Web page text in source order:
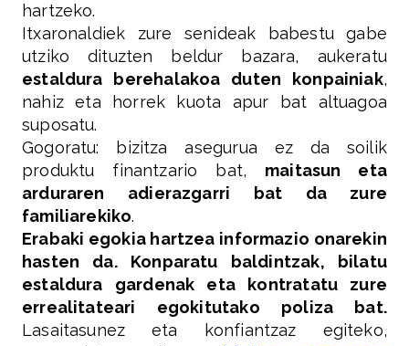
hartzeko.
Itxaronaldiek zure senideak babestu gabe
utziko dituzten beldur bazara, aukeratu
estaldura berehalakoa duten konpainiak,
nahiz eta horrek kuota apur bat altuagoa
suposatu.
Gogoratu: bizitza asegurua ez da soilik
produktu finantzario bat, maitasun eta
arduraren adierazgarri bat da zure
familiarekiko.
Erabaki egokia hartzea informazio onarekin
hasten da. Konparatu baldintzak, bilatu
estaldura gardenak eta kontratatu zure
errealitateari egokitutako poliza bat.
Lasaitasunez eta konfiantzaz egiteko,